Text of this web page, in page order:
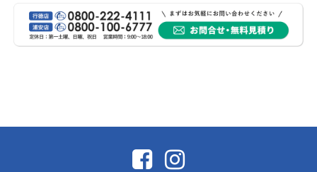
受けられた皆様に、心よりお見舞い申し上げま
す。 今回の地震 …
社長コラム